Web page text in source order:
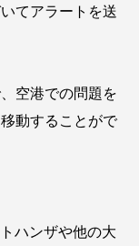
てアラートを送
空港での問題を
動することがで
ハンザや他の大